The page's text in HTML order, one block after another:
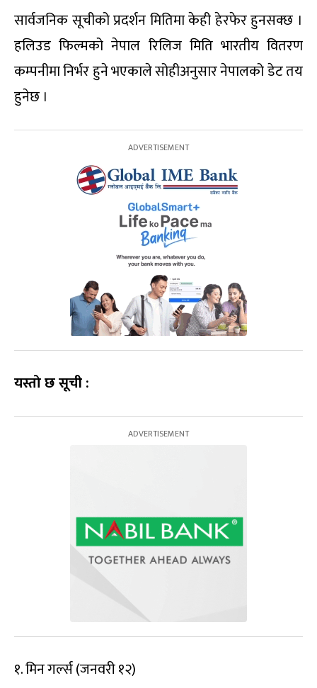
सार्वजनिक सूचीको प्रदर्शन मितिमा केही हेरफेर हुनसक्छ ।
हलिउड फिल्मको नेपाल रिलिज मिति भारतीय वितरण
कम्पनीमा निर्भर हुने भएकाले सोहीअनुसार नेपालको डेट तय
हुनेछ ।
यस्तो छ सूची:
१. मिन गर्ल्स (जनवरी १२)